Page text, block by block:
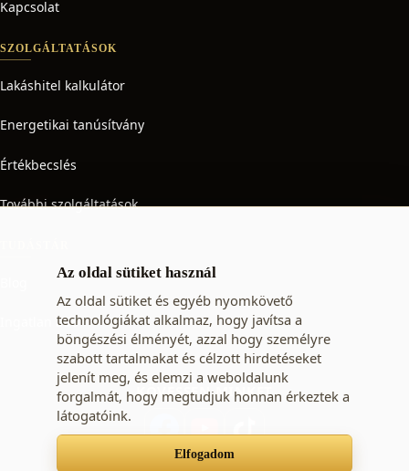
Az oldal sütiket használ
Az oldal sütiket és egyéb nyomkövető
technológiákat alkalmaz, hogy javítsa a
böngészési élményét, azzal hogy személyre
szabott tartalmakat és célzott hirdetéseket
jelenít meg, és elemzi a weboldalunk
forgalmát, hogy megtudjuk honnan érkeztek a
látogatóink.
Elfogadom
Kapcsolat
SZOLGÁLTATÁSOK
Lakáshitel kalkulátor
Energetikai tanúsítvány
Értékbecslés
További szolgáltatások
Ingatlan adó
KÖVESSEN MINKET